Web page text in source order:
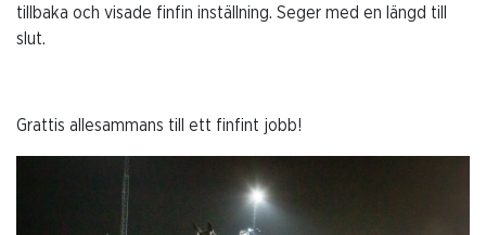
tillbaka och visade finfin inställning. Seger med en längd till
slut.
Grattis allesammans till ett finfint jobb!